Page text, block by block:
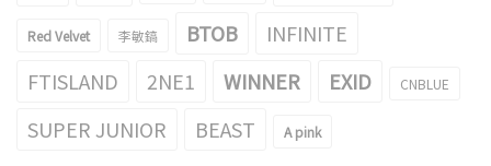
Red Velvet 李敏鎬 BTOB
INFINITE
FTISLAND
2NE1 WINNER EXID CNBLUE
SUPER JUNIOR BEAST A pink